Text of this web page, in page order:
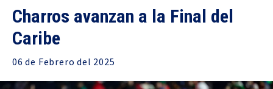
Charros avanzan a la Final del
Caribe
06 de Febrero del 2025